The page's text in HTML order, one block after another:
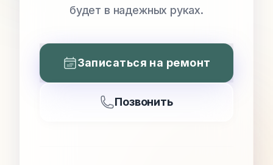
будет в надежных руках.
Записаться на ремонт
Позвонить